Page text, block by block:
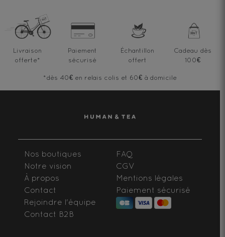
Livraison
offerte*
Paiement
sécurisé
Échantillon
offert
Cadeau dès
100€
*dès 40€ en relais colis et 60€ à domicile
Nos boutiques
Notre vision
À propos
Contact
Rejoindre l'équipe
Contact B2B
FAQ
CGV
Mentions légales
Paiement sécurisé